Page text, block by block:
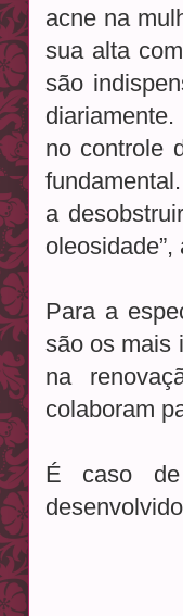
acne na
sua alta
são
no controle
a
Para a
são os mais
na
colaboram
É caso